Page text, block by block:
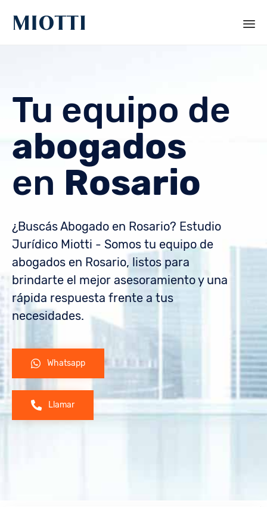
Tu equipo de
abogados
en Rosario
¿Buscás Abogado en Rosario? Estudio
Jurídico Miotti - Somos tu equipo de
abogados en Rosario, listos para
brindarte el mejor asesoramiento y una
rápida respuesta frente a tus
necesidades.
Whatsapp
Llamar